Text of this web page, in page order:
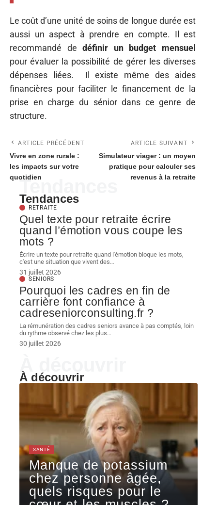
Le coût d’une unité de soins de longue durée est
aussi un aspect à prendre en compte. Il est
recommandé dedéfinir un budget mensuel
pour évaluer la possibilité de gérer les diverses
dépenses liées. Il existe même des aides
financières pour faciliter le financement de la
prise en charge du sénior dans ce genre de
structure.
ARTICLE PRÉCÉDENT
Vivre en zone rurale :
les impacts sur votre
quotidien
ARTICLE SUIVANT
Simulateur viager : un moyen
pratique pour calculer ses
revenus à la retraite
Tendances
Tendances
RETRAITE
Quel texte pour retraite écrire
quand l’émotion vous coupe les
mots ?
Écrire un texte pour retraite quand l'émotion bloque les mots,
c'est une situation que vivent des…
31 juillet 2026
SENIORS
Pourquoi les cadres en fin de
carrière font confiance à
cadreseniorconsulting.fr ?
La rémunération des cadres seniors avance à pas comptés, loin
du rythme observé chez les plus…
30 juillet 2026
À découvrir
SANTÉ
Manque de potassium
chez personne âgée,
quels risques pour le